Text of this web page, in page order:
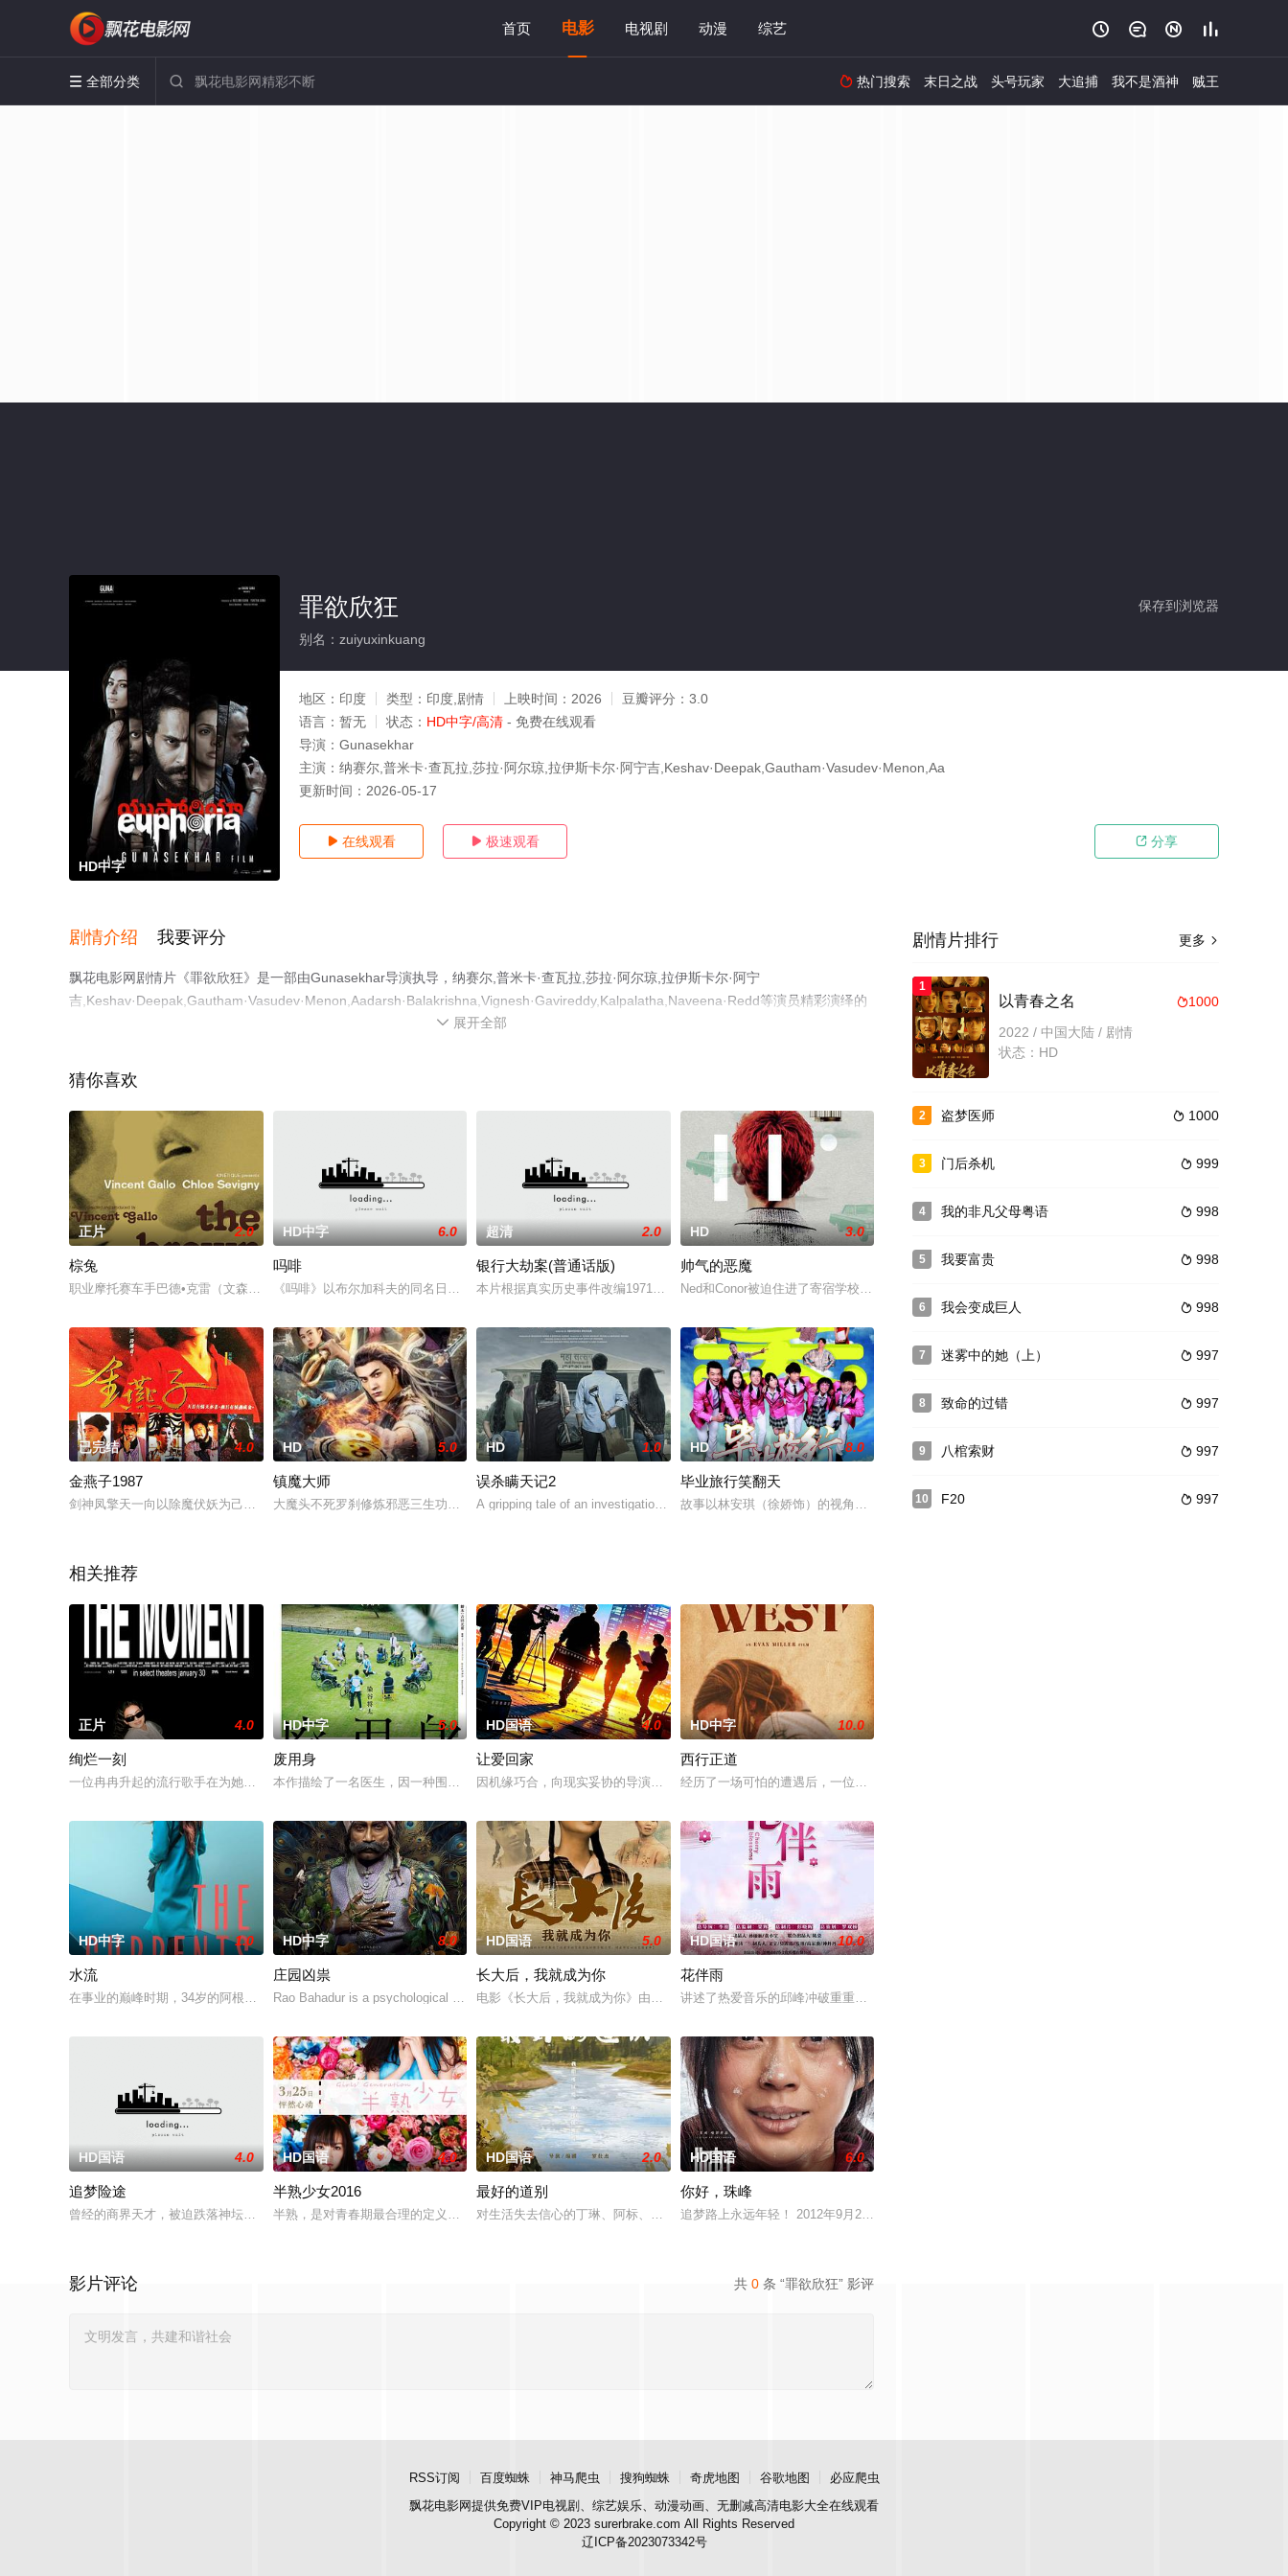
首页 电影 电视剧 动漫 综艺    
 全部分类   热门搜索 末日之战 头号玩家 大追捕 我不是酒神 贼王
HD中字
保存到浏览器
罪欲欣狂
别名：zuiyuxinkuang
地区： 印度 类型： 印度,剧情 上映时间： 2026 豆瓣评分： 3.0
语言： 暂无 状态： HD中字/高清 - 免费在线观看
导演： Gunasekhar
主演： 纳赛尔,普米卡·查瓦拉,莎拉·阿尔琼,拉伊斯卡尔·阿宁吉,Keshav·Deepak,Gautham·Vasudev·Menon,Aa
更新时间： 2026-05-17
 在线观看  极速观看  分享
剧情介绍 我要评分
飘花电影网剧情片《罪欲欣狂》是一部由Gunasekhar导演执导，纳赛尔,普米卡·查瓦拉,莎拉·阿尔琼,拉伊斯卡尔·阿宁
吉,Keshav·Deepak,Gautham·Vasudev·Menon,Aadarsh·Balakrishna,Vignesh·Gavireddy,Kalpalatha,Naveena·Redd等演员精彩演绎的
印度电影，手机免费观看高清未删减完整版电影大全就上飘花影院，更多相关信息可移步至豆瓣电影、电视猫或剧情网等平台了解。
 展开全部
猜你喜欢
正片 2.0
棕兔
职业摩托赛车手巴德•克雷（文森特•加洛暂无内容Vincent暂无内容Gallo暂无内容饰）独自驾车从新罕布什尔州出发，他将要参加五天后在
HD中字 6.0
吗啡
《吗啡》以布尔加科夫的同名日记体小说为蓝本，同时将布氏早期行医题材的多篇短篇小说糅合于其中以丰富细节内容，色彩与配乐相得益彰地展现出了布
超清 2.0
银行大劫案(普通话版)
本片根据真实历史事件改编1971年，黑人激进组织领导迈克尔X因贩毒被控告，但因他一年前取得了英国皇室成员玛格丽特公主的私密照片并以此要
HD 3.0
帅气的恶魔
Ned和Conor被迫住进了寄宿学校的同一间宿舍，一个是在橄榄球疯狂的学校里被欺负的文艺少年，一个是新
已完结 4.0
金燕子1987
剑神凤擎天一向以除魔伏妖为己任，与树妖姥姥决战后败伤而回，另书生洛知秋因追赶商旅不果而在黑山上邂逅一直为姥姥杀人的小雪，两人两情相悦，小
HD 5.0
镇魔大师
大魔头不死罗刹修炼邪恶三生功法，为祸世间。逍遥一派倾其全派之力将不死罗刹封印在石棺中，并转移到至阳至刚之地。在运送途中却遭到不死罗刹手下
HD 1.0
误杀瞒天记2
A gripping tale of an investigation and a family which is threatened
HD 8.0
毕业旅行笑翻天
故事以林安琪（徐娇饰）的视角展开，讲述的是一群即将毕业的高中生，按捺不住青春期的骚动而闹出的一场
相关推荐
正片 4.0
绚烂一刻
一位冉冉升起的流行歌手在为她的巡回演唱会首秀做准备的同时，努力应对名利和行业压力的复杂压力，揭示了地下文化向主流成功的转变。
HD中字 5.0
废用身
本作描绘了一名医生，因一种围绕“废用身”——因瘫痪等原因已无恢复可能的四肢——的治疗方法，而一步步踏入在追求理想的理性与疯狂之间摇摆的危
HD国语 4.0
让爱回家
因机缘巧合，向现实妥协的导演朱达仁萌生拍一部《河南人在北京》电影的念头，在说服主编姚松、老乡韩战、二房东杨小强加入后，一路曲折式“
HD中字 10.0
西行正道
经历了一场可怕的遭遇后，一位小镇女子向疏远的哥哥借了钱，独自一人踏上穿越西德克萨斯州的旅程，寻求
HD中字 1.0
水流
在事业的巅峰时期，34岁的阿根廷造型师丽娜在瑞士的一场颁奖典礼后，被一种突如其来的冲动驱使。回到布宜诺斯艾利斯后，她什么也没说，但她内心
HD中字 8.0
庄园凶祟
Rao Bahadur is a psychological drama set against the backdrop of a f
HD国语 5.0
长大后，我就成为你
电影《长大后，我就成为你》由中共四川省第十一届党代表、第十二届中华慈善奖最具爱心慈善楷模张彦杰老师的故事改编，通过创建爱心助学机
HD国语 10.0
花伴雨
讲述了热爱音乐的邱峰冲破重重阻力，克服种种困难，组建乐队追求自己的音乐梦想，并走出了困住他的亲情
HD国语 4.0
追梦险途
曾经的商界天才，被迫跌落神坛。被那微不足道的成就麻醉过后他该如何面对现实，能改变他的命运的是谁？什么才是生命价值的真谛？面对客户苦楚无助
HD国语 4.0
半熟少女2016
半熟，是对青春期最合理的定义，它是梦开始的地方，没有深思熟虑，只有最单纯的坚定，然而，在这个充满意外的年纪，未来似乎变得很具体，又有着无
HD国语 2.0
最好的道别
对生活失去信心的丁琳、阿标、梁兴、林雪宜在网上相约轻生，他们来到一座偏僻的小镇，在小镇里他们经历了一些事情，使得他们对生活有了新
HD国语 6.0
你好，珠峰
追梦路上永远年轻！ 2012年9月28号，来自北京的27岁杭州姑娘杨晨，和她的小伙伴徒步尼泊尔珠峰南坡，追
共 0 条 “罪欲欣狂” 影评
影片评论
更多 
剧情片排行
1
1000
以青春之名
2022 / 中国大陆 / 剧情
状态：HD
2  1000
盗梦医师
3  999
门后杀机
4  998
我的非凡父母粤语
5  998
我要富贵
6  998
我会变成巨人
7  997
迷雾中的她（上）
8  997
致命的过错
9  997
八棺索财
10  997
F20
RSS订阅 百度蜘蛛 神马爬虫 搜狗蜘蛛 奇虎地图 谷歌地图
必应爬虫
飘花电影网提供免费VIP电视剧、综艺娱乐、动漫动画、无删减高清电影大全在线观看
Copyright © 2023 surerbrake.com All Rights Reserved
辽ICP备2023073342号